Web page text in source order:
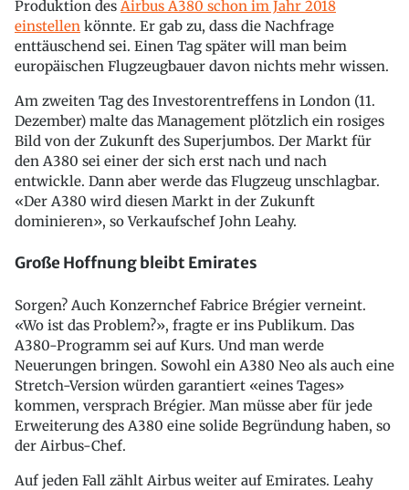
Produktion des Airbus A380 schon im Jahr 2018
einstellen könnte. Er gab zu, dass die Nachfrage
enttäuschend sei. Einen Tag später will man beim
europäischen Flugzeugbauer davon nichts mehr wissen.
Am zweiten Tag des Investorentreffens in London (11.
Dezember) malte das Management plötzlich ein rosiges
Bild von der Zukunft des Superjumbos. Der Markt für
den A380 sei einer der sich erst nach und nach
entwickle. Dann aber werde das Flugzeug unschlagbar.
«Der A380 wird diesen Markt in der Zukunft
dominieren», so Verkaufschef John Leahy.
Große Hoffnung bleibt Emirates
Sorgen? Auch Konzernchef Fabrice Brégier verneint.
«Wo ist das Problem?», fragte er ins Publikum. Das
A380-Programm sei auf Kurs. Und man werde
Neuerungen bringen. Sowohl ein A380 Neo als auch eine
Stretch-Version würden garantiert «eines Tages»
kommen, versprach Brégier. Man müsse aber für jede
Erweiterung des A380 eine solide Begründung haben, so
der Airbus-Chef.
Auf jeden Fall zählt Airbus weiter auf Emirates. Leahy